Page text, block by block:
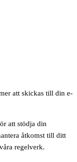
att skickas till din e-
att stödja din
åtkomst till ditt
regelverk.